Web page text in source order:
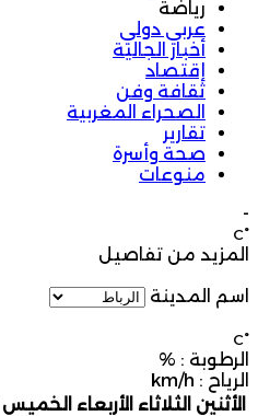
رياضة
عربي دولي
أخبار الجالية
إقتصاد
ثقافة وفن
الصحراء المغربية
تقارير
صحة وأسرة
منوعات
-
°C
المزيد من تفاصيل
اسم المدينة
°C
الرطوبة : %
الرياح : km/h
الأثنين الثلاثاء الأربعاء الخميس